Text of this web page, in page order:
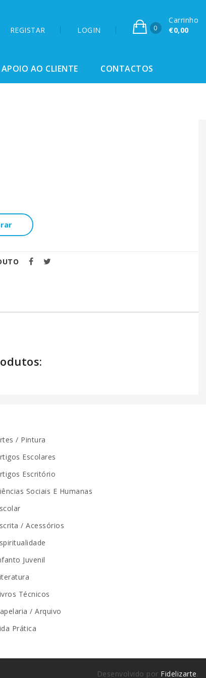
REGISTAR LOGIN 0
Carrinho
€0,00
APOIO AO CLIENTE CONTACTOS
/ Pintura
Escolares
Escritório
Sociais E Humanas
/ Acessórios
Juvenil
Técnicos
/ Arquivo
Prática
Desenvolvido por Fidelizarte.